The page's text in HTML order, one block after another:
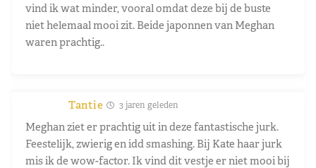
vind ik wat minder, vooral omdat deze bij de buste
niet helemaal mooi zit. Beide japonnen van Meghan
waren prachtig..
Tantie 3 jaren geleden
Meghan ziet er prachtig uit in deze fantastische jurk.
Feestelijk, zwierig en idd smashing. Bij Kate haar jurk
mis ik de wow-factor. Ik vind dit vestje er niet mooi bij